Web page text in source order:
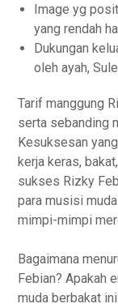
Image yg
yang rendah
Dukungan
oleh ayah,
Tarif manggung
serta sebanding
Kesuksesan
kerja keras,
sukses Rizky
para musisi
mimpi-mimpi
Bagaimana
Febian? Apakah
muda berbakat